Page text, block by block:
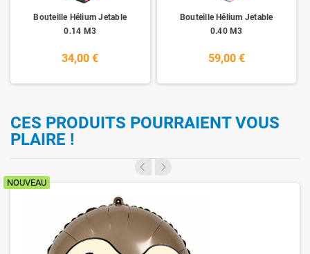
Bouteille Hélium Jetable
0.14 M3
34,00 €
Bouteille Hélium Jetable
0.40 M3
59,00 €
CES PRODUITS POURRAIENT VOUS
PLAIRE !
NOUVEAU